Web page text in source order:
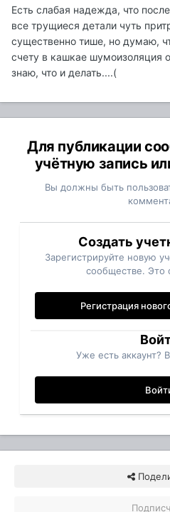
Есть слабая надежда, что
все трущиеся детали чуть
существенно тише, но думаю,
счету в кашкае шумоизоляция
знаю, что и делать....(
Для публикации
учётную запись
Вы должны быть
Создать
Зарегистрируйте новую
сообществе. Это
Регистрация
Уже есть аккаунт?